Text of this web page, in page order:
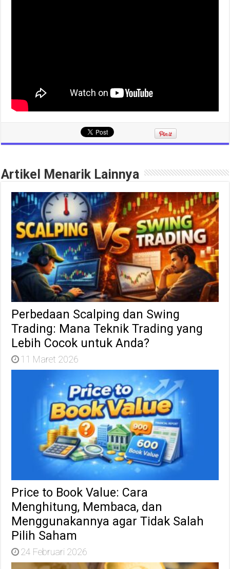
Artikel Menarik Lainnya
Perbedaan Scalping dan Swing
Trading: Mana Teknik Trading yang
Lebih Cocok untuk Anda?
11 Maret 2026
Price to Book Value: Cara
Menghitung, Membaca, dan
Menggunakannya agar Tidak Salah
Pilih Saham
24 Februari 2026